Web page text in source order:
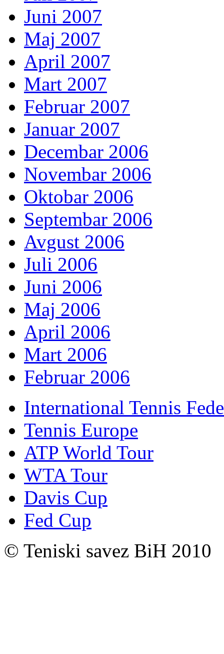
Juni 2007
Maj 2007
April 2007
Mart 2007
Februar 2007
Januar 2007
Decembar 2006
Novembar 2006
Oktobar 2006
Septembar 2006
Avgust 2006
Juli 2006
Juni 2006
Maj 2006
April 2006
Mart 2006
Februar 2006
International Tennis
Tennis Europe
ATP World Tour
WTA Tour
Davis Cup
Fed Cup
© Teniski savez BiH 2010